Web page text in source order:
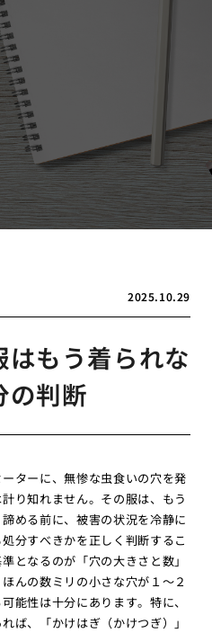
2025.10.29
もう着られな
の判断
ターに、無惨な虫食いの穴を発
り知れません。その服は、もう
める前に、被害の状況を冷静に
分すべきかを正しく判断するこ
となるのが「穴の大きさと数」
んの数ミリの小さな穴が１〜２
能性は十分にあります。特に、
ば、「かけはぎ（かけつぎ）」